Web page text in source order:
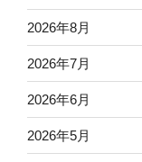
2026年8月
2026年7月
2026年6月
2026年5月